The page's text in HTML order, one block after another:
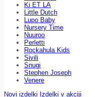
Ki ET LA
Little Dutch
Lupo Baby
Nursery Time
Nuuroo
Perletti
Rockahula Kids
Sivili
Snugi
Stephen Joseph
Venere
Novi izdelki Izdelki v akciji